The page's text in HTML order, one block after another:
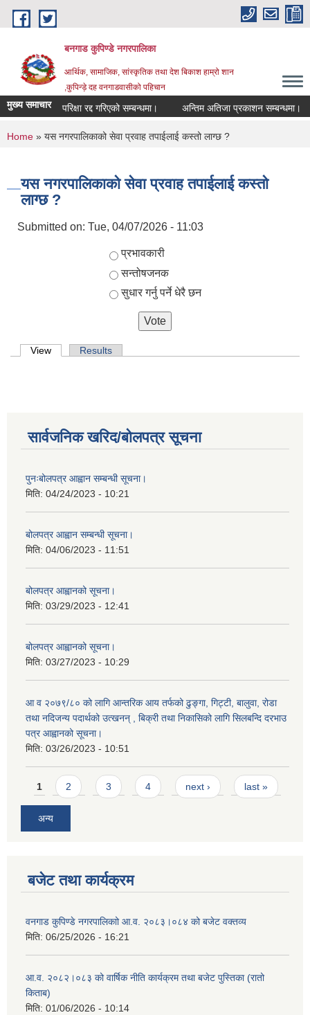
Skip to main content
बनगाड कुपिण्डे नगरपालिका
आर्थिक, सामाजिक, सांस्कृतिक तथा देश बिकाश हाम्रो शान
,कुपिन्ड़े दह वनगाडवासीको पहिचान
मुख्य समाचारपरिक्षा रद्द गरिएको सम्बन्धमा। अन्तिम अतिजा प्रकाशन सम्बन्धमा।
You are here
Home » यस नगरपालिकाको सेवा प्रवाह तपाईलाई कस्तो लाग्छ ?
यस नगरपालिकाको सेवा प्रवाह तपाईलाई कस्तो
लाग्छ ?
Submitted on: Tue, 04/07/2026 - 11:03
Choices
प्रभावकारी
सन्तोषजनक
सुधार गर्नु पर्ने धेरै छन
Primary tabs
View (active tab)
Results
सार्वजनिक खरिद/बोलपत्र सूचना
पुनःबोलपत्र आह्वान सम्बन्धी सूचना।
मिति: 04/24/2023 - 10:21
बोलपत्र आह्वान सम्बन्धी सूचना।
मिति: 04/06/2023 - 11:51
बोलपत्र आह्वानको सूचना।
मिति: 03/29/2023 - 12:41
बोलपत्र आह्वानको सूचना।
मिति: 03/27/2023 - 10:29
आ व २०७९/८० को लागि आन्तरिक आय तर्फको ढुङ्गा, गिट्टी, बालुवा, रोडा
तथा नदिजन्य पदार्थको उत्खनन् , बिक्री तथा निकासिको लागि सिलबन्दि दरभाउ
पत्र आह्वानको सूचना।
मिति: 03/26/2023 - 10:51
Pages
1 2 3 4 next › last »
अन्य
बजेट तथा कार्यक्रम
वनगाड कुपिण्डे नगरपालिकाो आ.व. २०८३।०८४ को बजेट वक्तव्य
मिति: 06/25/2026 - 16:21
आ.व. २०८२।०८३ को वार्षिक नीति कार्यक्रम तथा बजेट पुस्तिका (रातो
किताब)
मिति: 01/06/2026 - 10:14